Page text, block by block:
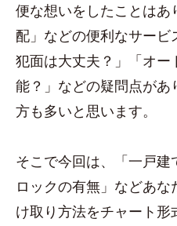
便な想いをしたことはあ
配」などの便利なサー
犯面は大丈夫？」「オー
能？」などの疑問点が
方も多いと思います。
そこで今回は、「一戸
ロックの有無」などあ
け取り方法をチャート形